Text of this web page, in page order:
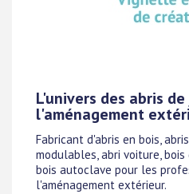
L'univers des abris
l'aménagement
Fabricant d'abris en bois,
modulables, abri voiture,
bois autoclave pour les
l'aménagement extérieur.